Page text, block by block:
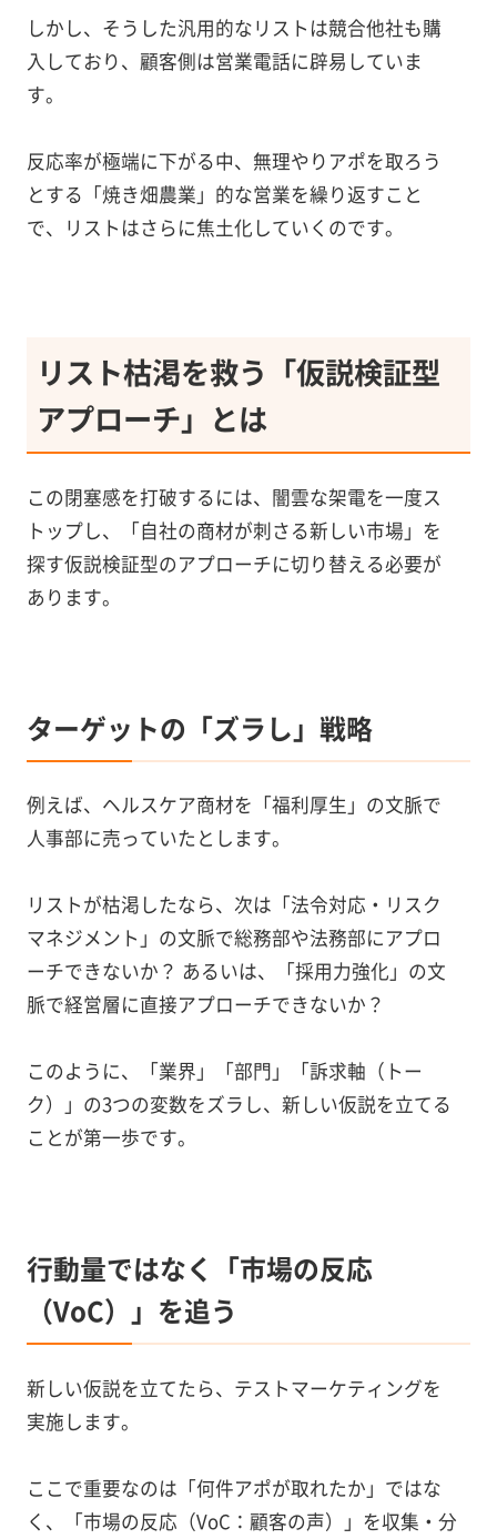
しかし、そうした汎用的なリストは競合他社も購
入しており、顧客側は営業電話に辟易していま
す。
反応率が極端に下がる中、無理やりアポを取ろう
とする「焼き畑農業」的な営業を繰り返すこと
で、リストはさらに焦土化していくのです。
リスト枯渇を救う「仮説検証型
アプローチ」とは
この閉塞感を打破するには、闇雲な架電を一度ス
トップし、「自社の商材が刺さる新しい市場」を
探す仮説検証型のアプローチに切り替える必要が
あります。
ターゲットの「ズラし」戦略
例えば、ヘルスケア商材を「福利厚生」の文脈で
人事部に売っていたとします。
リストが枯渇したなら、次は「法令対応・リスク
マネジメント」の文脈で総務部や法務部にアプロ
ーチできないか？ あるいは、「採用力強化」の文
脈で経営層に直接アプローチできないか？
このように、「業界」「部門」「訴求軸（トー
ク）」の3つの変数をズラし、新しい仮説を立てる
ことが第一歩です。
行動量ではなく「市場の反応
（VoC）」を追う
新しい仮説を立てたら、テストマーケティングを
実施します。
ここで重要なのは「何件アポが取れたか」ではな
く、「市場の反応（VoC：顧客の声）」を収集・分